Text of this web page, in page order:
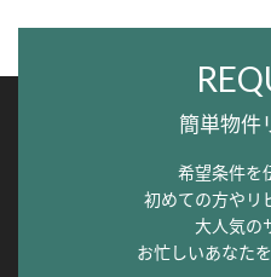
簡単物件
希望条件を
初めての方やリ
大人気の
お忙しいあなた